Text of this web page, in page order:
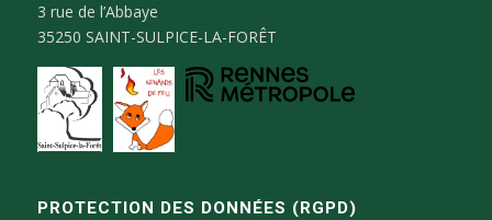
3 rue de l’Abbaye
35250 SAINT-SULPICE-LA-FORÊT
PROTECTION DES DONNÉES (RGPD)